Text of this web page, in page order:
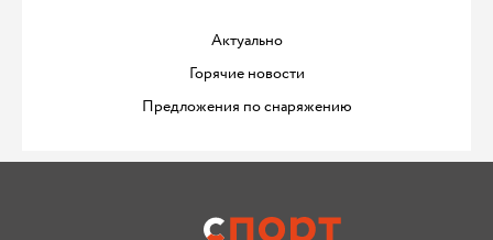
Актуально
Горячие новости
Предложения по снаряжению